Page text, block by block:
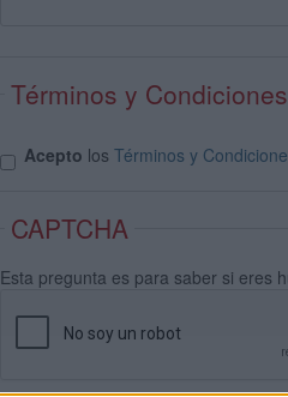
Términos y
Acepto los Términos y
CAPTCHA
Esta pregunta es para saber si eres